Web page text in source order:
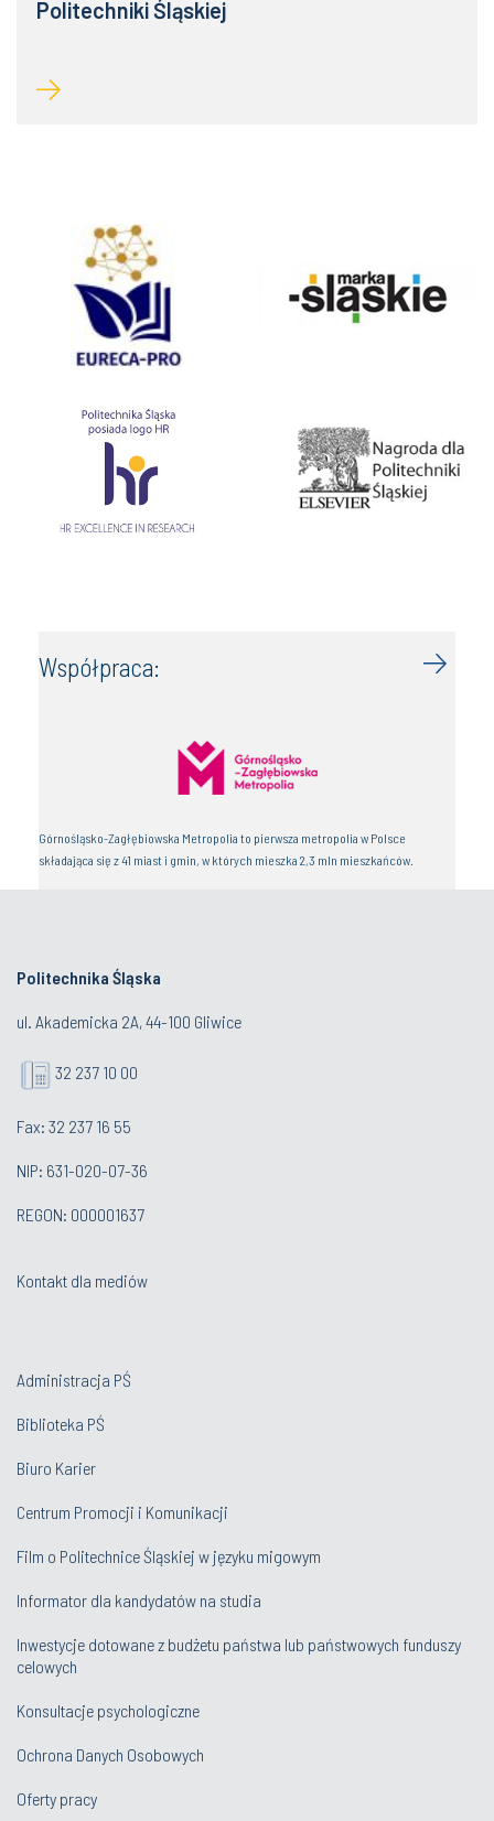
Politechniki Śląskiej
Współpraca:
Górnośląsko-Zagłębiowska Metropolia to pierwsza metropolia w Polsce
składająca się z 41 miast i gmin, w których mieszka 2,3 mln mieszkańców.
Politechnika Śląska
ul. Akademicka 2A, 44-100 Gliwice
32 237 10 00
Fax: 32 237 16 55
NIP: 631-020-07-36
REGON: 000001637
Kontakt dla mediów
Administracja PŚ
Biblioteka PŚ
Biuro Karier
Centrum Promocji i Komunikacji
Film o Politechnice Śląskiej w języku migowym
Informator dla kandydatów na studia
Inwestycje dotowane z budżetu państwa lub państwowych funduszy
celowych
Konsultacje psychologiczne
Ochrona Danych Osobowych
Oferty pracy